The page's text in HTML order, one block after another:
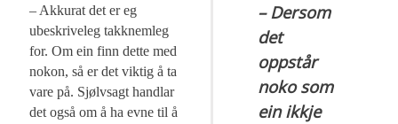
– Dersom
det
oppstår
noko som
ein ikkje
– Akkurat det er eg
ubeskriveleg takknemleg
for. Om ein finn dette med
nokon, så er det viktig å ta
vare på. Sjølvsagt handlar
det også om å ha evne til å